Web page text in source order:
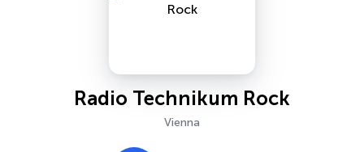
Radio Technikum Rock
Vienna